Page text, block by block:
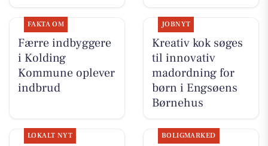
FAKTA OM
Færre indbyggere
i Kolding
Kommune oplever
indbrud
JOBNYT
Kreativ kok søges
til innovativ
madordning for
børn i Engsøens
Børnehus
LOKALT NYT BOLIGMARKED